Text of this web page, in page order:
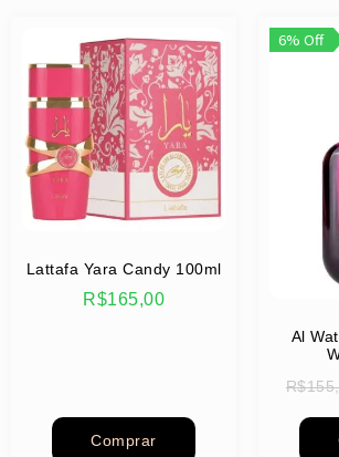
Lattafa Yara Candy 100ml
R$165,00
Comprar
6% Off
Al
R$